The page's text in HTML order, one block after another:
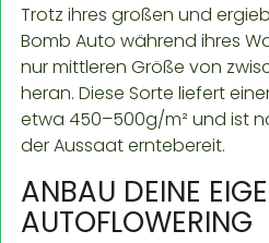
Trotz ihres großen und
Bomb Auto während ihres
nur mittleren Größe von
heran. Diese Sorte liefert
etwa 450–500g/m² und ist
der Aussaat erntebereit.
ANBAU DEINE
AUTOFLOWERING